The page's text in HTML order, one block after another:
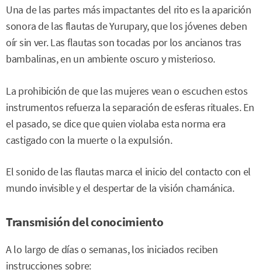
Una de las partes más impactantes del rito es la aparición
sonora de las flautas de Yurupary, que los jóvenes deben
oír sin ver. Las flautas son tocadas por los ancianos tras
bambalinas, en un ambiente oscuro y misterioso.
La prohibición de que las mujeres vean o escuchen estos
instrumentos refuerza la separación de esferas rituales. En
el pasado, se dice que quien violaba esta norma era
castigado con la muerte o la expulsión.
El sonido de las flautas marca el inicio del contacto con el
mundo invisible y el despertar de la visión chamánica.
Transmisión del conocimiento
A lo largo de días o semanas, los iniciados reciben
instrucciones sobre: